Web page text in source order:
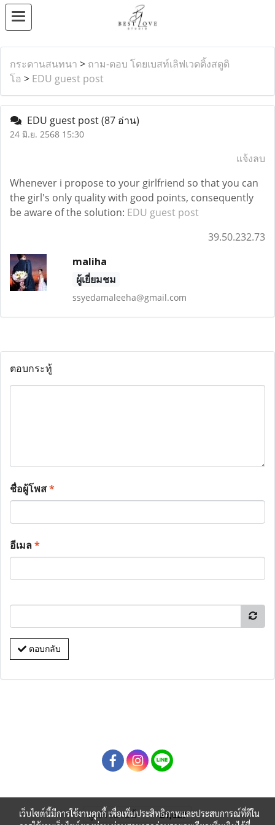
กระดานสนทนา > ถาม-ตอบ โดยเบสท์เลิฟเวดดิ้งสตูดิ
โอ > EDU guest post
EDU guest post(87 อ่าน)
24 มิ.ย. 2568 15:30
แจ้งลบ
Whenever i propose to your girlfriend so that you can
the girl's only quality with good points, consequently
be aware of the solution: EDU guest post
39.50.232.73
maliha
ผู้เยี่ยมชม
ssyedamaleeha@gmail.com
ตอบกระทู้
ชื่อผู้โพส*
อีเมล*
ตอบกลับ
ผู้เข้าชมวันนี้ 21,627
เว็บไซต์นี้มีการใช้งานคุกกี้ เพื่อเพิ่มประสิทธิภาพและประสบการณ์ที่ดีใน